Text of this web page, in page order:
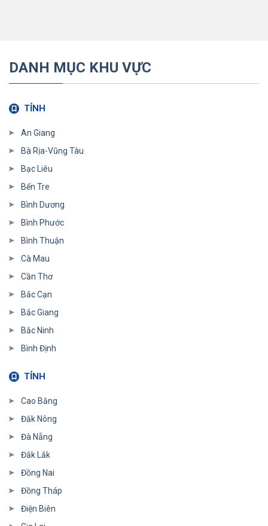
DANH MỤC KHU VỰC
TỈNH
An Giang
Bà Rịa-Vũng Tàu
Bạc Liêu
Bến Tre
Bình Dương
Bình Phước
Bình Thuận
Cà Mau
Cần Thơ
Bắc Cạn
Bắc Giang
Bắc Ninh
Bình Định
TỈNH
Cao Bằng
Đắk Nông
Đà Nẵng
Đắk Lắk
Đồng Nai
Đồng Tháp
Điện Biên